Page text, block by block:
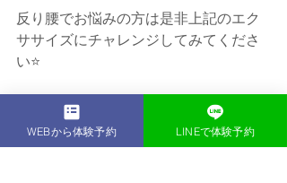
反り腰でお悩みの方は是非上記のエク
ササイズにチャレンジしてみてくださ
い⭐️
また、「自分が反り腰がどうかわかん
ない。」　「エクササイズやってみた
けどいまいちやり方がわからない。」
WEBから体験予約 LINEで体験予約